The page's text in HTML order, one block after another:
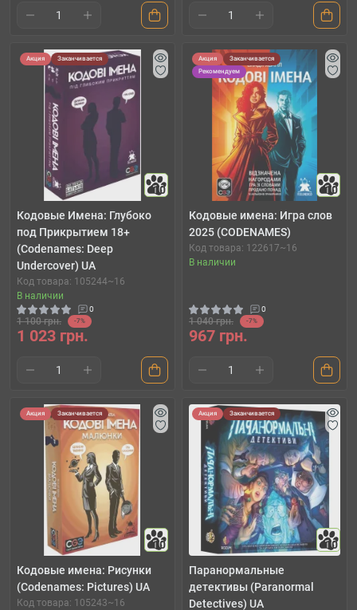
Акция Заканчивается
10
Кодовые Имена: Глубоко
под Прикрытием 18+
(Codenames: Deep
Undercover) UA
Код товара: 105244~16
В наличии
0
1 100 грн. -7%
1 023 грн.
Акция
Заканчивается
Рекомендуем
10
Кодовые имена: Игра слов
2025 (CODENAMES)
Код товара: 122617~16
В наличии
0
1 040 грн. -7%
967 грн.
Акция Заканчивается
10
Кодовые имена: Рисунки
(Codenames: Pictures) UA
Код товара: 105243~16
Акция Заканчивается
10
Паранормальные
детективы (Paranormal
Detectives) UA